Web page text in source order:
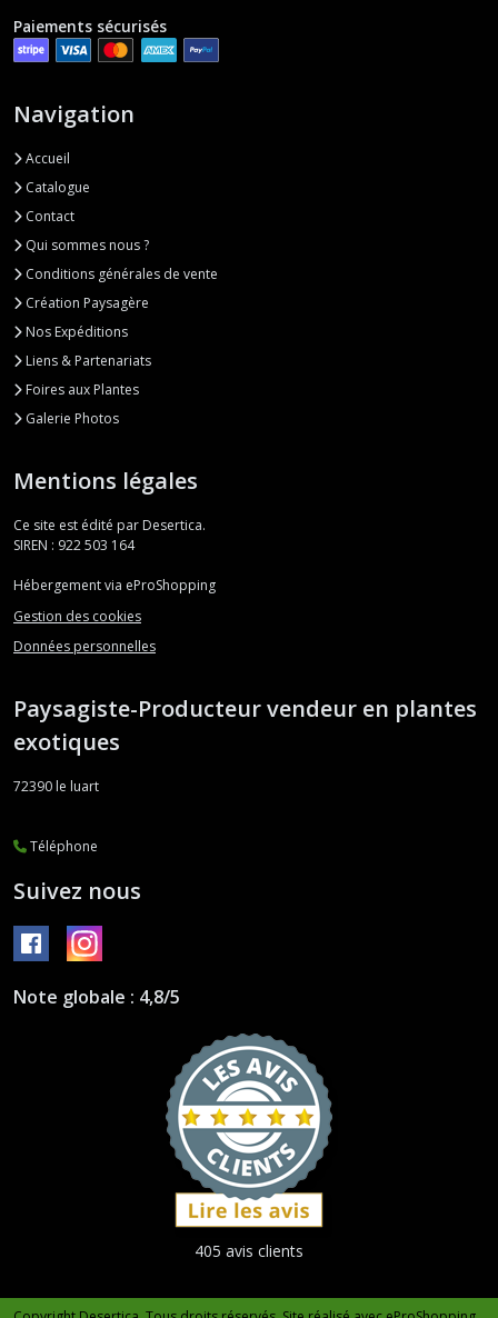
Paiements sécurisés
Navigation
Accueil
Catalogue
Contact
Qui sommes nous ?
Conditions générales de vente
Création Paysagère
Nos Expéditions
Liens & Partenariats
Foires aux Plantes
Galerie Photos
Mentions légales
Ce site est édité par Desertica.
SIREN : 922 503 164
Hébergement via eProShopping
Gestion des cookies
Données personnelles
Paysagiste-Producteur vendeur en plantes
exotiques
72390 le luart
Téléphone
Suivez nous
Note globale : 4,8/5
405 avis clients